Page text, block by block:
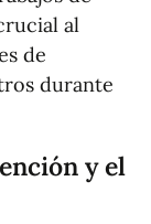
al
de
durante
y el